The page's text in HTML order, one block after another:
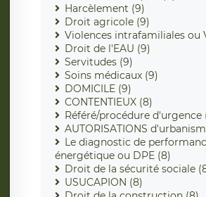
Harcèlement (9)
Droit agricole (9)
Violences intrafamiliales ou
Droit de l'EAU (9)
Servitudes (9)
Soins médicaux (9)
DOMICILE (9)
CONTENTIEUX (8)
Référé/procédure d'urgence
AUTORISATIONS
Le diagnostic de
énergétique ou DPE (8)
Droit de la sécurité sociale
USUCAPION (8)